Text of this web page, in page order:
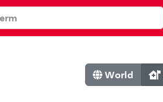
World